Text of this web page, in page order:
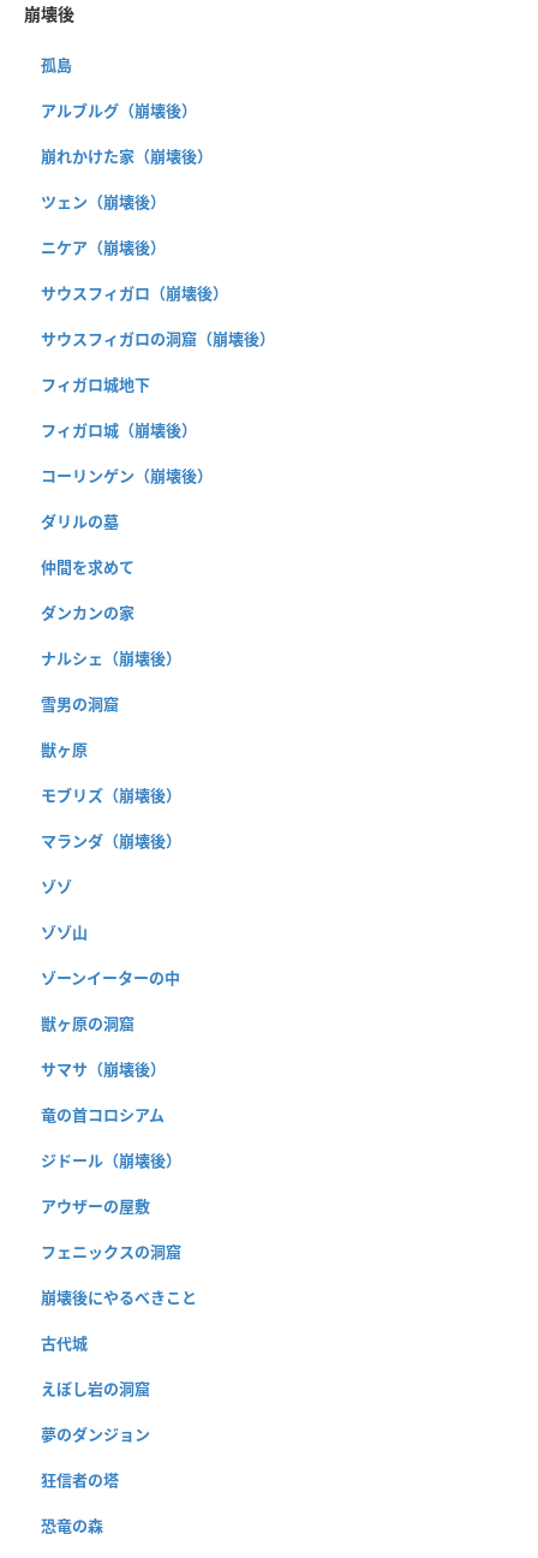
崩壊後
孤島
アルブルグ（崩壊後）
崩れかけた家（崩壊後）
ツェン（崩壊後）
ニケア（崩壊後）
サウスフィガロ（崩壊後）
サウスフィガロの洞窟（崩壊後）
フィガロ城地下
フィガロ城（崩壊後）
コーリンゲン（崩壊後）
ダリルの墓
仲間を求めて
ダンカンの家
ナルシェ（崩壊後）
雪男の洞窟
獣ヶ原
モブリズ（崩壊後）
マランダ（崩壊後）
ゾゾ
ゾゾ山
ゾーンイーターの中
獣ヶ原の洞窟
サマサ（崩壊後）
竜の首コロシアム
ジドール（崩壊後）
アウザーの屋敷
フェニックスの洞窟
崩壊後にやるべきこと
古代城
えぼし岩の洞窟
夢のダンジョン
狂信者の塔
恐竜の森